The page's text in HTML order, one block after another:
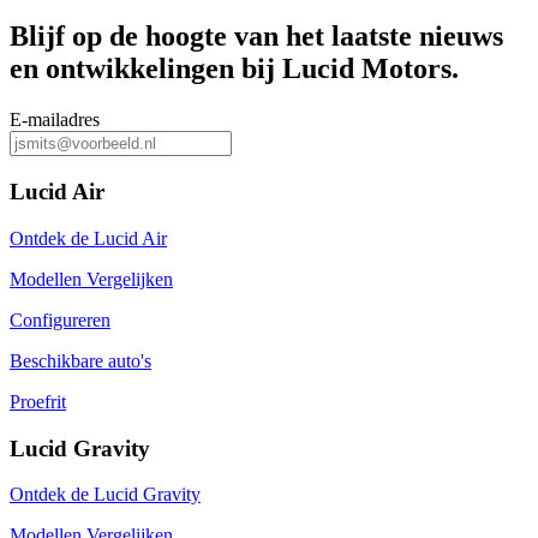
Blijf op de hoogte van het laatste nieuws
en ontwikkelingen bij Lucid Motors.
E-mailadres
Lucid Air
Ontdek de Lucid Air
Modellen Vergelijken
Configureren
Beschikbare auto's
Proefrit
Lucid Gravity
Ontdek de Lucid Gravity